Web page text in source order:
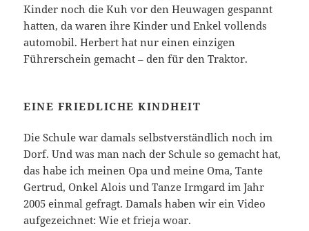
Kinder noch die Kuh vor den Heuwagen gespannt
hatten, da waren ihre Kinder und Enkel vollends
automobil. Herbert hat nur einen einzigen
Führerschein gemacht – den für den Traktor.
EINE FRIEDLICHE KINDHEIT
Die Schule war damals selbstverständlich noch im
Dorf. Und was man nach der Schule so gemacht hat,
das habe ich meinen Opa und meine Oma, Tante
Gertrud, Onkel Alois und Tanze Irmgard im Jahr
2005 einmal gefragt. Damals haben wir ein Video
aufgezeichnet: Wie et frieja woar.